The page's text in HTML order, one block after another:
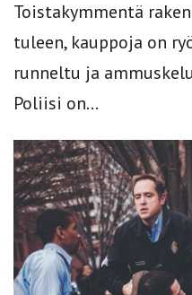
Toistakymmentä
tuleen, kauppoja on
runneltu ja
Poliisi on...